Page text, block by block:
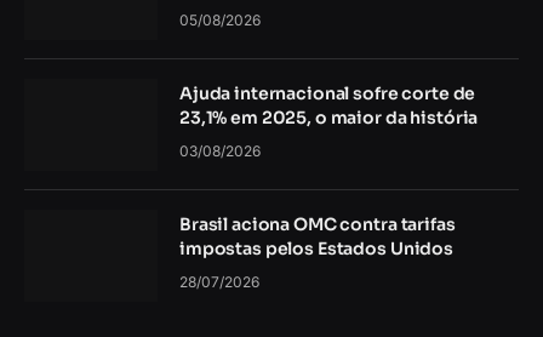
05/08/2026
Ajuda internacional sofre corte de
23,1% em 2025, o maior da história
03/08/2026
Brasil aciona OMC contra tarifas
impostas pelos Estados Unidos
28/07/2026